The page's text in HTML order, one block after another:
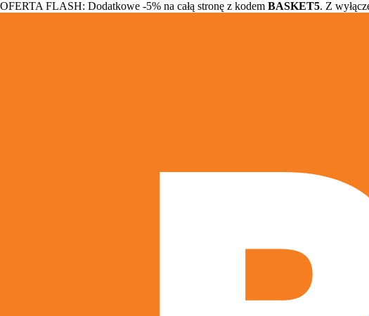
OFERTA FLASH: Dodatkowe -5% na całą stronę z kodem BASKET5. Z